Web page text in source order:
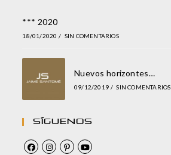
*** 2020
18/01/2020 / SIN COMENTARIOS
Nuevos horizontes…
09/12/2019 / SIN COMENTARIOS
Síguenos